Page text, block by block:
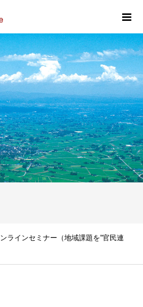
ンラインセミナー（地域課題を”官民連